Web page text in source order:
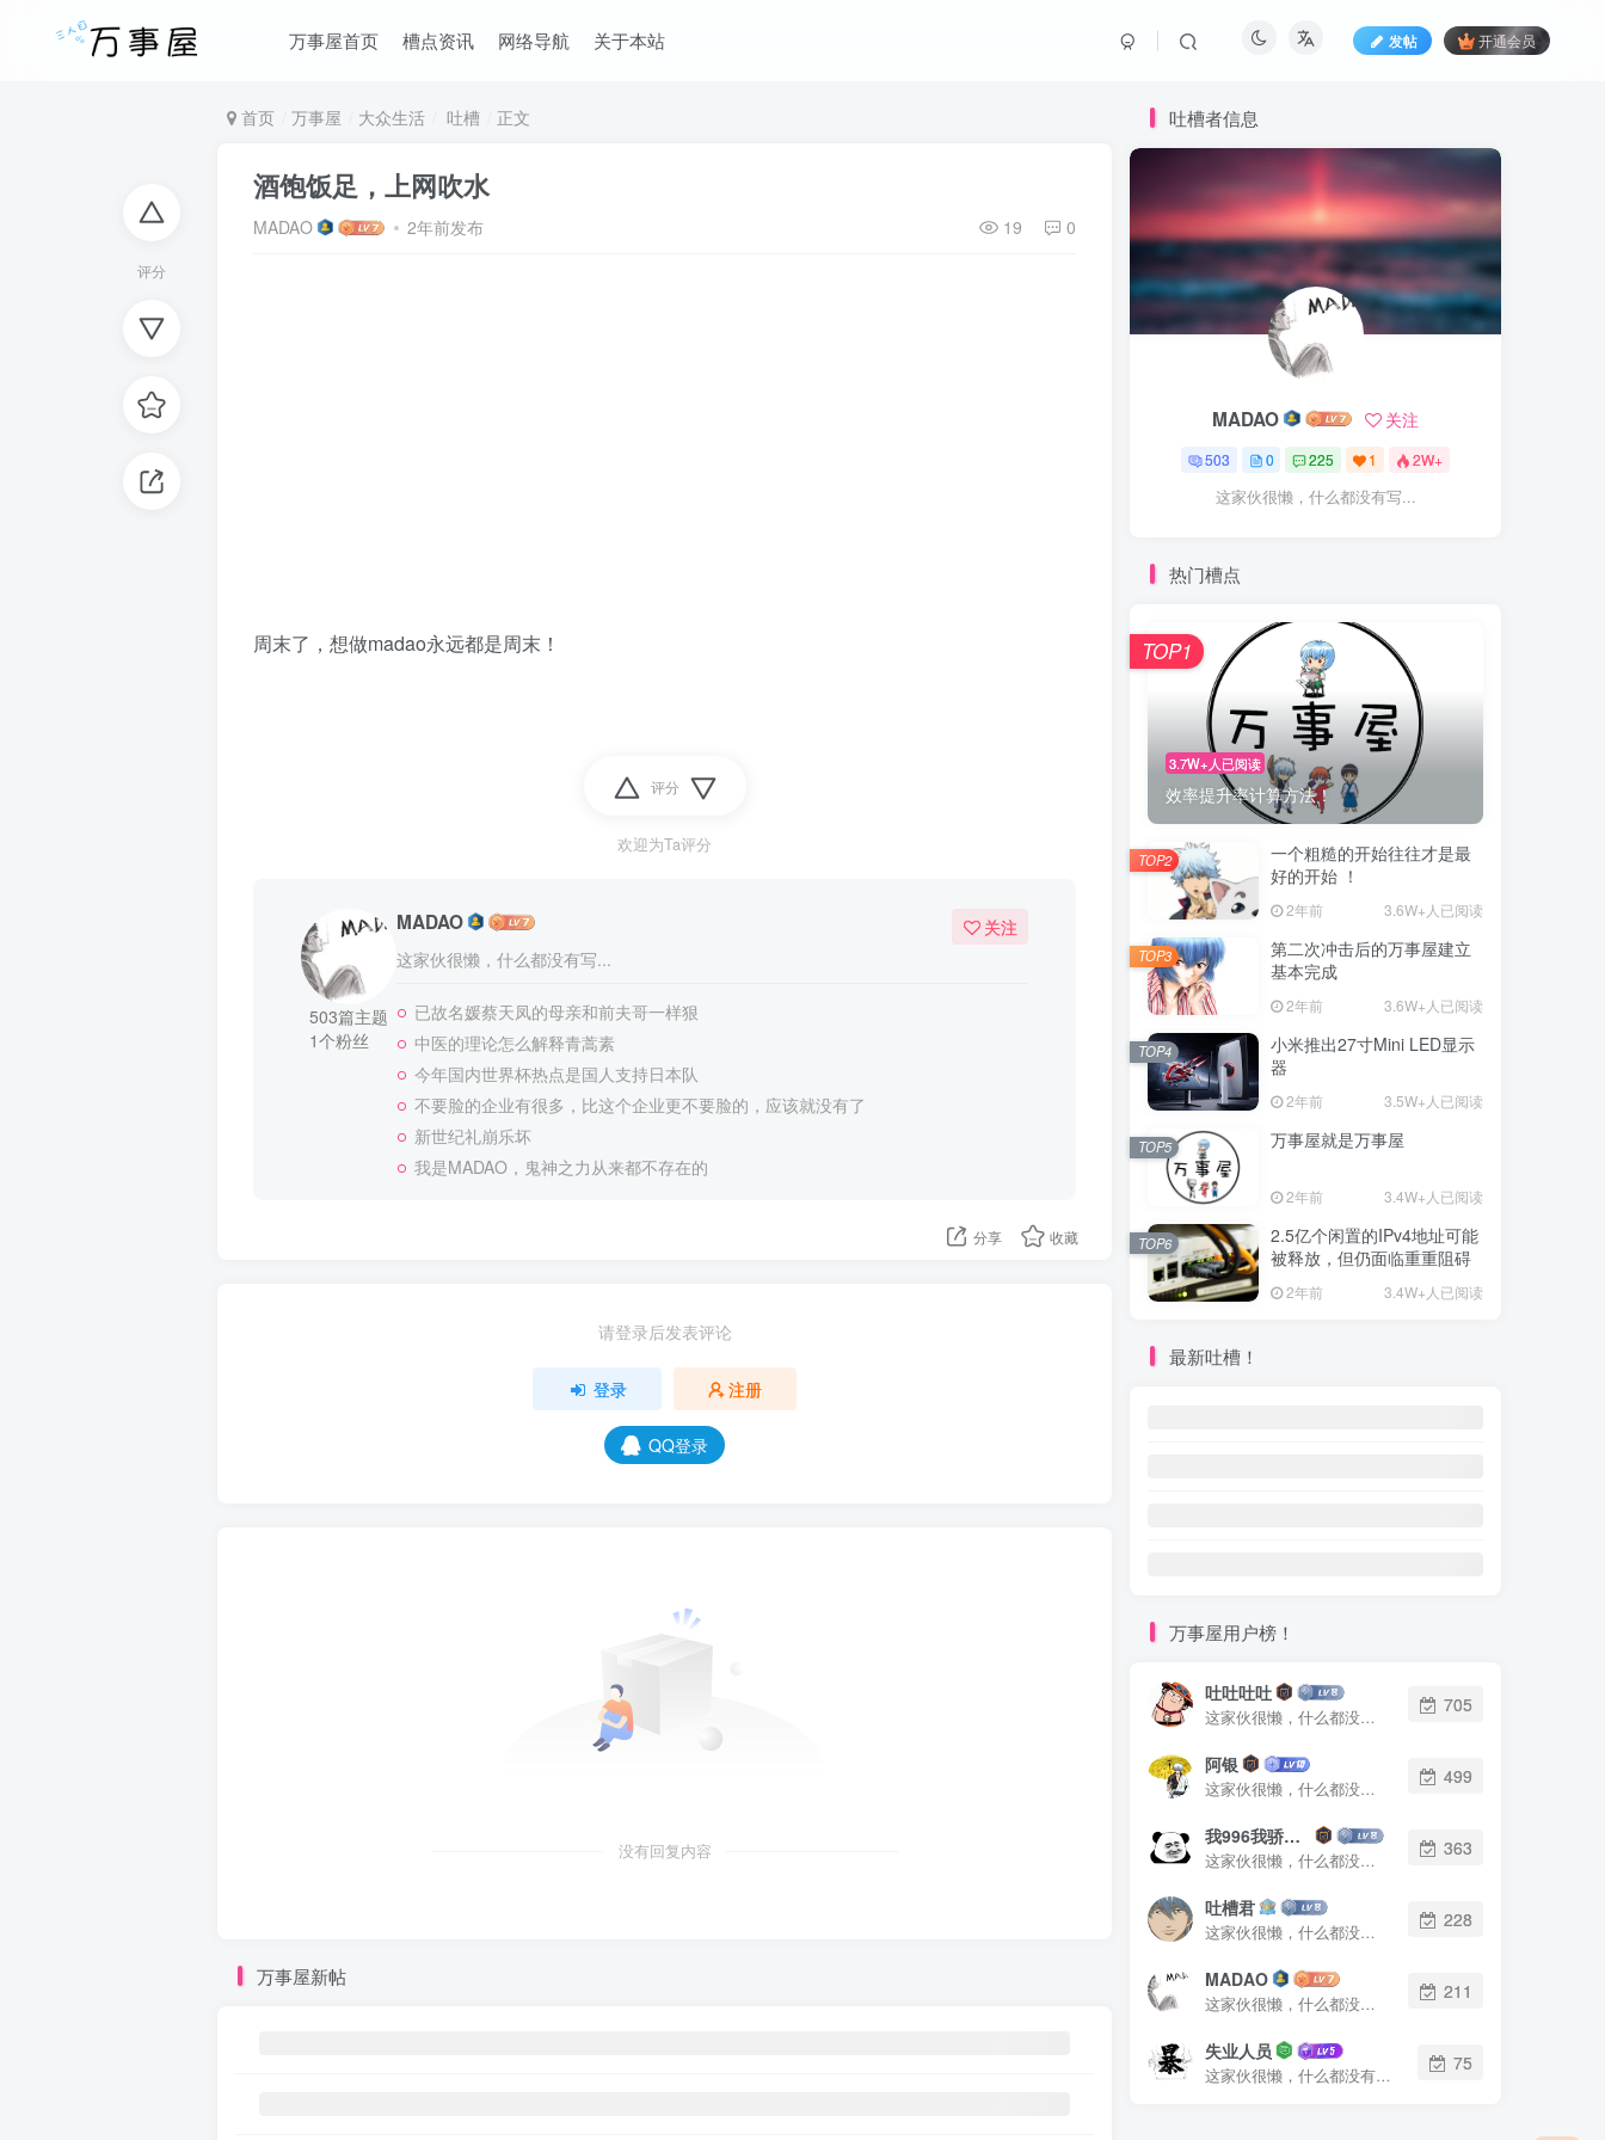
万事屋首页 槽点资讯 网络导航 关于本站 发帖 开通会员
评分
首页 万事屋 大众生活 吐槽 正文
酒饱饭足，上网吹水
MADAO 2年前发布 19 0
周末了，想做madao永远都是周末！
评分
欢迎为Ta评分
503篇主题
1个粉丝
MADAO
这家伙很懒，什么都没有写...
关注
已故名媛蔡天凤的母亲和前夫哥一样狠
中医的理论怎么解释青蒿素
今年国内世界杯热点是国人支持日本队
不要脸的企业有很多，比这个企业更不要脸的，应该就没有了
新世纪礼崩乐坏
我是MADAO，鬼神之力从来都不存在的
分享 收藏
请登录后发表评论
登录 注册
QQ登录
没有回复内容
万事屋新帖
吐槽者信息
MADAO 关注
503 0 225 1 2W+
这家伙很懒，什么都没有写...
热门槽点
3.7W+人已阅读
效率提升率计算方法！
TOP1
一个粗糙的开始往往才是最
好的开始 ！
2年前 3.6W+人已阅读
TOP2
第二次冲击后的万事屋建立
基本完成
2年前 3.6W+人已阅读
TOP3
小米推出27寸Mini LED显示
器
2年前 3.5W+人已阅读
TOP4
万事屋就是万事屋
2年前 3.4W+人已阅读
TOP5
2.5亿个闲置的IPv4地址可能
被释放，但仍面临重重阻碍
2年前 3.4W+人已阅读
TOP6
最新吐槽！
万事屋用户榜！
吐吐吐吐
这家伙很懒，什么都没有写...
705
阿银
这家伙很懒，什么都没有写...
499
我996我骄傲了么
这家伙很懒，什么都没有写...
363
吐槽君
这家伙很懒，什么都没有写...
228
MADAO
这家伙很懒，什么都没有写...
211
失业人员
这家伙很懒，什么都没有写...
75